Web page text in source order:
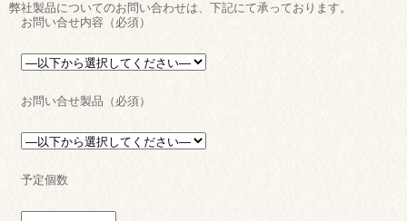
弊社製品についてのお問い合わせは、下記にて承っております。
お問い合せ内容（必須）
お問い合せ製品（必須）
予定個数